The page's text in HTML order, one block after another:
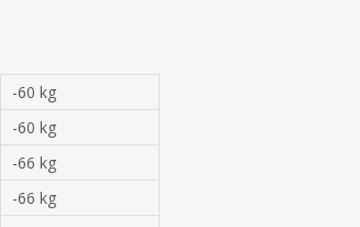
-60 kg
-60 kg
-66 kg
-66 kg